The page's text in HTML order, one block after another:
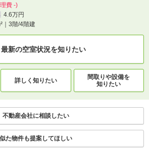
費 -)
4.6万円
｜3階/4階建
最新の空室状況を知りたい
詳しく知りたい
間取りや設備を
知りたい
不動産会社に相談したい
似た物件も提案してほしい